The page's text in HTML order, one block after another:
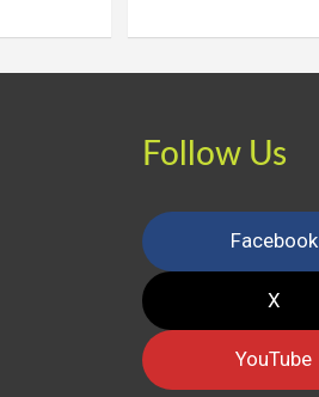
Follow Us
Facebook
X
YouTube